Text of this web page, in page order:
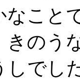
こと
のう
しで